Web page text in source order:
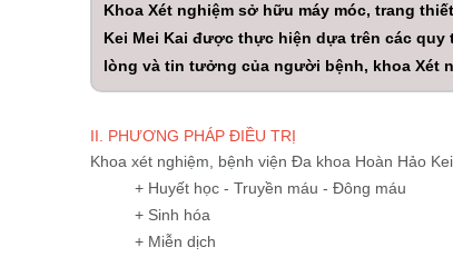
Khoa Xét nghiệm sở hữu máy móc, trang
Kei Mei Kai được thực hiện dựa trên các
lòng và tin tưởng của người bệnh, khoa Xét
II. PHƯƠNG PHÁP ĐIỀU TRỊ
Khoa xét nghiệm, bệnh viện Đa khoa Hoàn Hảo
+ Huyết học - Truyền máu - Đông máu
+ Sinh hóa
+ Miễn dịch